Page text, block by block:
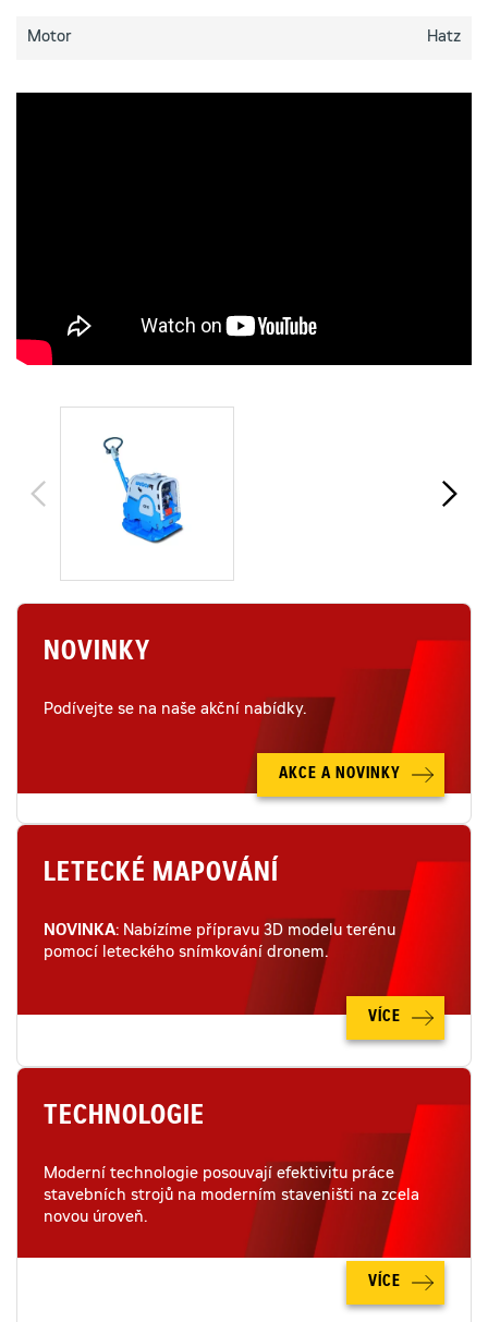
Motor Hatz
NOVINKY
Podívejte se na naše akční nabídky.
AKCE A NOVINKY
LETECKÉ MAPOVÁNÍ
NOVINKA: Nabízíme přípravu 3D modelu terénu
pomocí leteckého snímkování dronem.
VÍCE
TECHNOLOGIE
Moderní technologie posouvají efektivitu práce
stavebních strojů na moderním staveništi na zcela
novou úroveň.
VÍCE